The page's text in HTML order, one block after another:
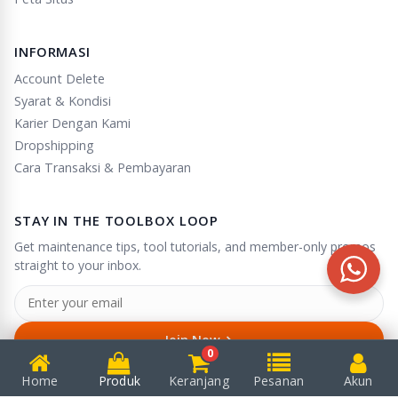
INFORMASI
Account Delete
Syarat & Kondisi
Karier Dengan Kami
Dropshipping
Cara Transaksi & Pembayaran
STAY IN THE TOOLBOX LOOP
Get maintenance tips, tool tutorials, and member-only promos
straight to your inbox.
Join Now→
Unsubscribe anytime in one click.
Home Produk
0
Keranjang Pesanan Akun